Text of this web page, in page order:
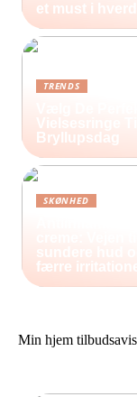
et must i
TRENDS
Vielsesringe
Bryllupsdag
SKØNHED
sundere hud og
færre
Min hjem